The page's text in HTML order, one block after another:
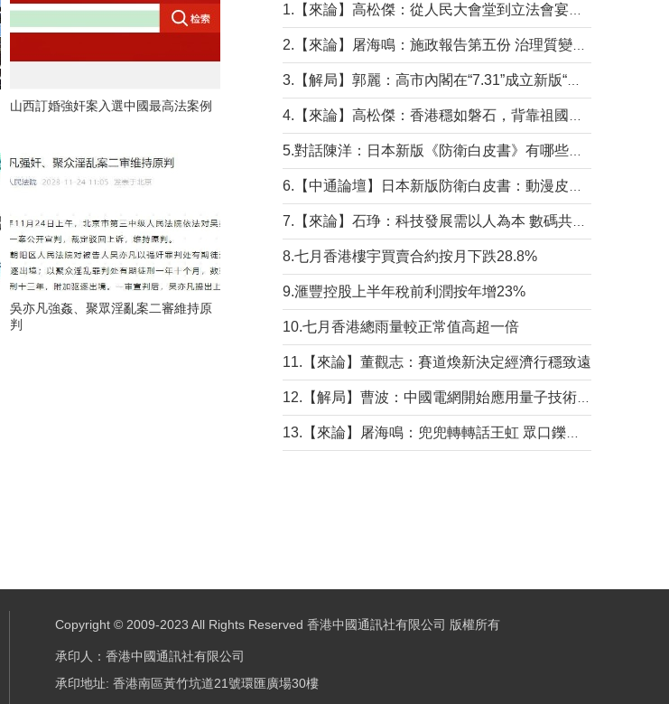
山西訂婚強奸案入選中國最高法案例
吳亦凡強姦、聚眾淫亂案二審維持原
判
8.七月香港樓宇買賣合約按月下跌28.8%
9.滙豐控股上半年稅前利潤按年增23%
10.七月香港總雨量較正常值高超一倍
11.【來論】董觀志：賽道煥新決定經濟行穩致遠
Copyright © 2009-2023 All Rights Reserved 香港中國通訊社有限公司 版權所有
承印人：香港中國通訊社有限公司
承印地址: 香港南區黃竹坑道21號環匯廣場30樓